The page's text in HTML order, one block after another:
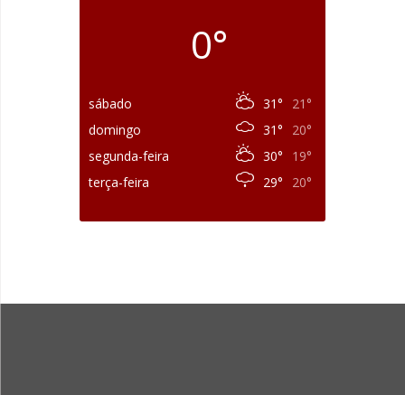
0°
sábado 31°
21°
domingo
31°
20°
segunda-feira
30°
19°
terça-feira
29° 20°